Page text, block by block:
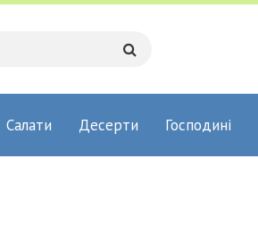
Салати Десерти Господині